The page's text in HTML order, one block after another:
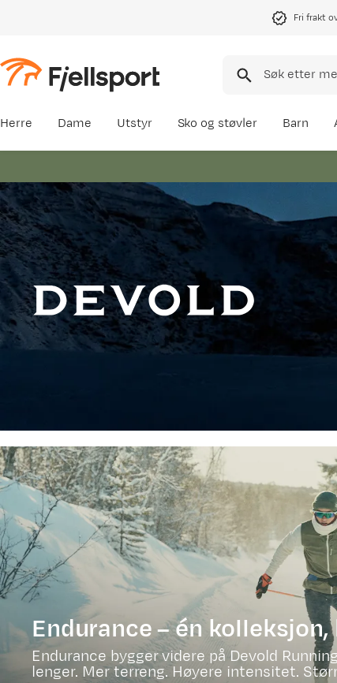
Fri frakt
Herre Dame Utstyr Sko og støvler Barn
Endurance – én
Endurance bygger videre på Devold
lenger. Mer terreng. Høyere intensitet.